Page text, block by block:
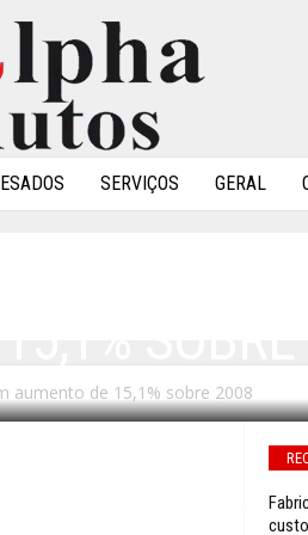
SERVIÇOS GERAL
aumento de 15,1% sobre 2008